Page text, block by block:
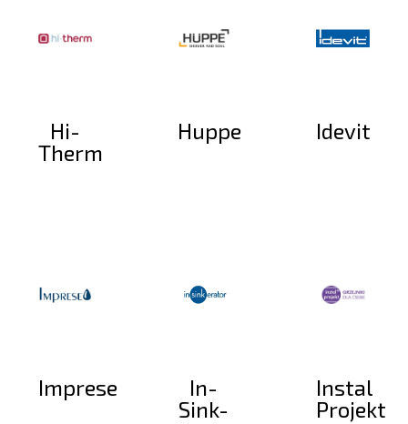
Hi-
Therm
Huppe Idevit
Imprese
In-
Sink-
Instal
Projekt